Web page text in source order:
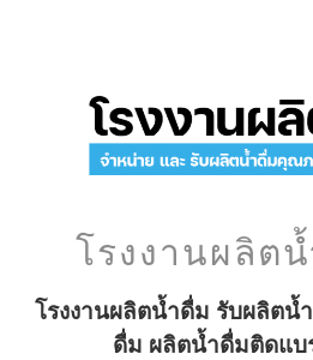
โรงงานผลิตน้
โรงงานผลิตน้ำดื่ม รับผลิตน้
ดื่ม ผลิตน้ำดื่มติดแ